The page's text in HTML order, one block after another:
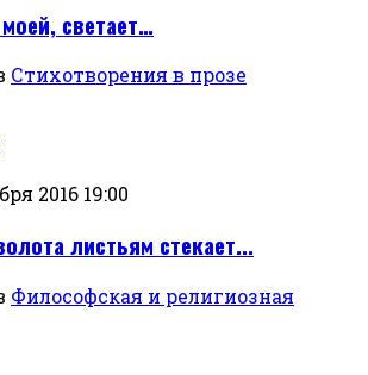
светает…
Стихотворения в прозе
2016 19:00
листьям стекает...
Философская и религиозная